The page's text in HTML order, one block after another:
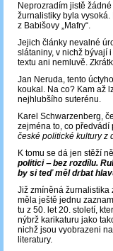
Neprozradím jistě
žurnalistiky byla
z Babišovy „Mafry“.
Jejich články nevalné
slátaniny, v nichž bývají
textu ani nemluvě.
Jan Neruda, tento
koukal. Na co? Kam až
nejhlubšího suterénu.
Karel Schwarzenberg,
zejména to, co předvádí
české politické kultury z
K tomu se dá jen stěží
politici ‒ bez rozdílu.
by si teď měl drbat
Již zmíněná žurnalistika
měla ještě jednu
tu z 50. let 20. století,
nýbrž karikaturu jako
nichž jsou vyobrazeni
literatury.